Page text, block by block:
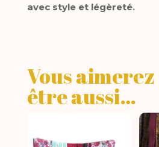
avec style et légèreté.
Vous
être aussi…